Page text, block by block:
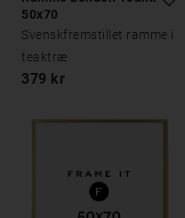
50x70
Svenskfremstillet ramme i
teaktræ
379 kr